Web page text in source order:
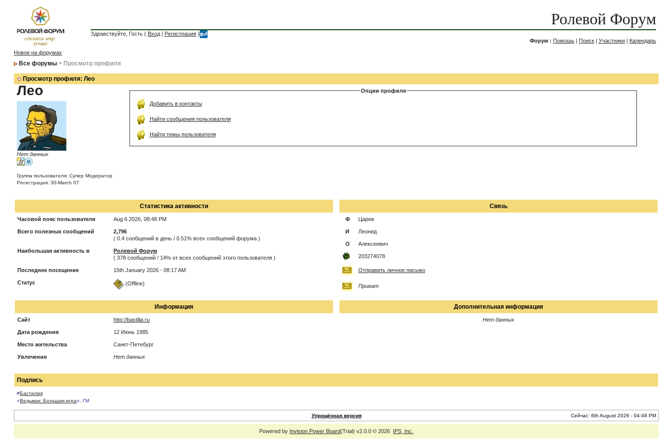
Ролевой Форум
Здравствуйте, Гость ( Вход | Регистрация )
Форум : Помощь | Поиск | Участники | Календарь
Новое на форумах
Все форумы > Просмотр профиля
Просмотр профиля: Лео
Лео
Нет данных
Группа пользователя: Супер Модератор
Регистрация: 30-March 07
Опции профиля
Добавить в контакты
Найти сообщения пользователя
Найти темы пользователя
Статистика активности
Часовой пояс пользователя Aug 6 2026, 08:48 PM
Всего полезных сообщений
2,796
( 0.4 сообщений в день / 0.51% всех сообщений форума )
Наибольшая активность в
Ролевой Форум
( 378 сообщений / 14% от всех сообщений этого пользователя )
Последнее посещение 15th January 2026 - 08:17 AM
Статус (Offline)
Связь
Ф Царев
И Леонид
О Алексеевич
203274078
Отправить личное письмо
Приват
Информация
Сайт http://bastilia.ru
Дата рождения 12 Июнь 1985
Место жительства Санкт-Петебург
Увлечения Нет данных
Дополнительная информация
Нет данных
Подпись
#Бастилия
«Ведьмак: Большая игра», ГМ
Упрощённая версия Сейчас: 6th August 2026 - 04:48 PM
Powered by Invision Power Board(Trial) v2.0.0 © 2026 IPS, Inc.